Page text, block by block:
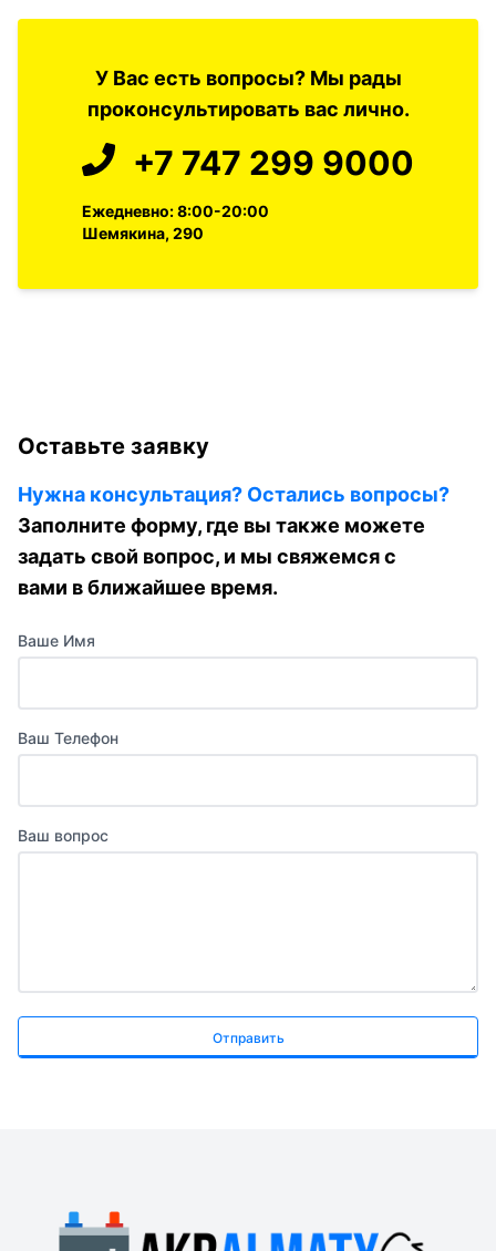
У Вас есть вопросы? Мы рады
проконсультировать вас лично.
+7 747 299 9000
Ежедневно: 8:00-20:00
Шемякина, 290
Оставьте заявку
Нужна консультация? Остались вопросы?
Заполните форму, где вы также можете
задать свой вопрос, и мы свяжемся с
вами в ближайшее время.
Ваше Имя
Ваш Телефон
Ваш вопрос
Отправить